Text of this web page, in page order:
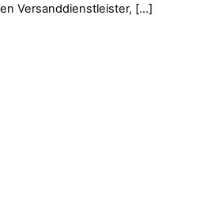
Versanddienstleister, […]